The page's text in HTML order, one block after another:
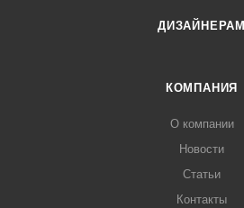
ДИЗАЙНЕРАМ
КОМПАНИЯ
О компании
Новости
Статьи
Контакты